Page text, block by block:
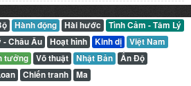
Hành động Hài hước
Tình Cảm - Tâm Lý
- Châu Âu Hoạt hình Kinh dị
Việt Nam
tưởng Võ thuật Nhật Bản
Ấn Độ
Chiến tranh Ma